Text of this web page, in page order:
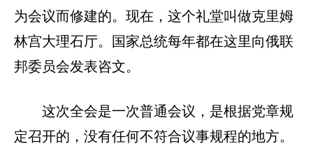
为会议而修建的。现在，这个礼堂叫做克里姆
林宫大理石厅。国家总统每年都在这里向俄联
邦委员会发表咨文。
这次全会是一次普通会议，是根据党章规
定召开的，没有任何不符合议事规程的地方。